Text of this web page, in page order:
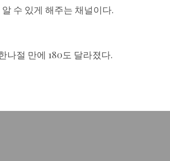
수 있게 해주는 채널이다.
나절 만에 180도 달라졌다.